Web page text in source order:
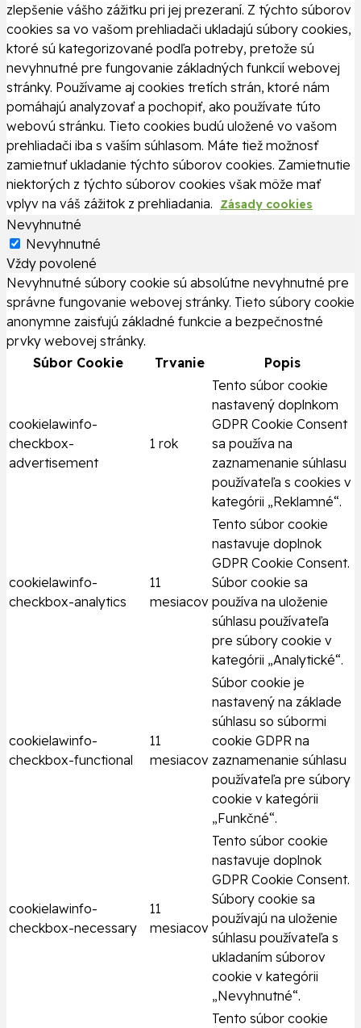
zlepšenie vášho zážitku pri jej prezeraní. Z týchto súborov
cookies sa vo vašom prehliadači ukladajú súbory cookies,
ktoré sú kategorizované podľa potreby, pretože sú
nevyhnutné pre fungovanie základných funkcií webovej
stránky. Používame aj cookies tretích strán, ktoré nám
pomáhajú analyzovať a pochopiť, ako používate túto
webovú stránku. Tieto cookies budú uložené vo vašom
prehliadači iba s vaším súhlasom. Máte tiež možnosť
zamietnuť ukladanie týchto súborov cookies. Zamietnutie
niektorých z týchto súborov cookies však môže mať
vplyv na váš zážitok z prehliadania.
Zásady cookies
Nevyhnutné
Nevyhnutné
Vždy povolené
Nevyhnutné súbory cookie sú absolútne nevyhnutné pre
správne fungovanie webovej stránky. Tieto súbory cookie
anonymne zaisťujú základné funkcie a bezpečnostné
prvky webovej stránky.
Súbor Cookie
Trvanie Popis
cookielawinfo-
checkbox-
advertisement
1 rok
Tento súbor cookie
nastavený doplnkom
GDPR Cookie Consent
sa používa na
zaznamenanie súhlasu
používateľa s cookies v
kategórii „Reklamné“.
cookielawinfo-
checkbox-analytics
11
mesiacov
Tento súbor cookie
nastavuje doplnok
GDPR Cookie Consent.
Súbor cookie sa
používa na uloženie
súhlasu používateľa
pre súbory cookie v
kategórii „Analytické“.
cookielawinfo-
checkbox-functional
11
mesiacov
Súbor cookie je
nastavený na základe
súhlasu so súbormi
cookie GDPR na
zaznamenanie súhlasu
používateľa pre súbory
cookie v kategórii
„Funkčné“.
cookielawinfo-
checkbox-necessary
11
mesiacov
Tento súbor cookie
nastavuje doplnok
GDPR Cookie Consent.
Súbory cookie sa
používajú na uloženie
súhlasu používateľa s
ukladaním súborov
cookie v kategórii
„Nevyhnutné“.
Tento súbor cookie